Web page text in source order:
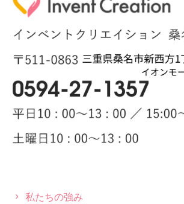
私たちの強み